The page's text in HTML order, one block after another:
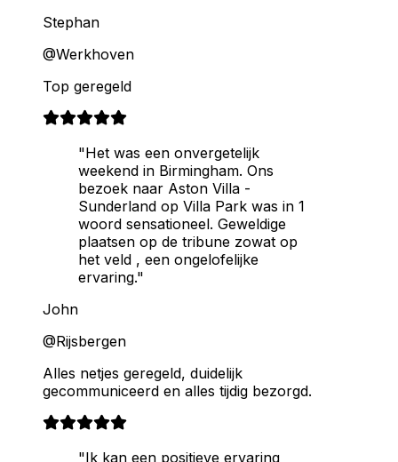
Stephan
@Werkhoven
Top geregeld
"Het was een onvergetelijk
weekend in Birmingham. Ons
bezoek naar Aston Villa -
Sunderland op Villa Park was in 1
woord sensationeel. Geweldige
plaatsen op de tribune zowat op
het veld , een ongelofelijke
ervaring."
John
@Rijsbergen
Alles netjes geregeld, duidelijk
gecommuniceerd en alles tijdig bezorgd.
"Ik kan een positieve ervaring